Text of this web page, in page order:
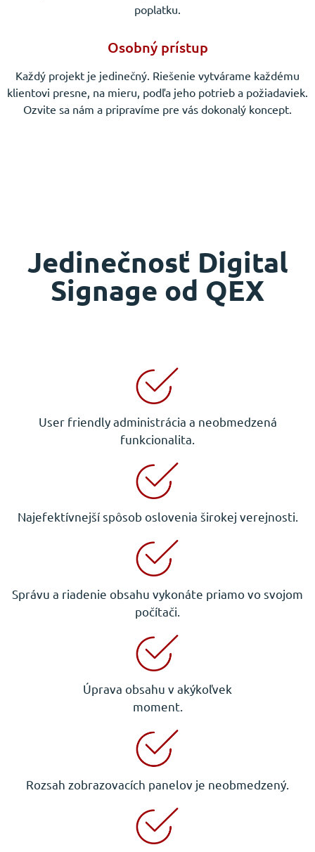
poplatku.
Osobný prístup
Každý projekt je jedinečný. Riešenie vytvárame každému
klientovi presne, na mieru, podľa jeho potrieb a požiadaviek.
Ozvite sa nám a pripravíme pre vás dokonalý koncept.
Jedinečnosť Digital
Signage od QEX
User friendly administrácia a neobmedzená
funkcionalita.
Najefektívnejší spôsob oslovenia širokej verejnosti.
Správu a riadenie obsahu vykonáte priamo vo svojom
počítači.
Úprava obsahu v akýkoľvek
moment.
Rozsah zobrazovacích panelov je neobmedzený.